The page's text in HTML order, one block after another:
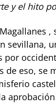
y el hito
sevillana,
por
de eso, se